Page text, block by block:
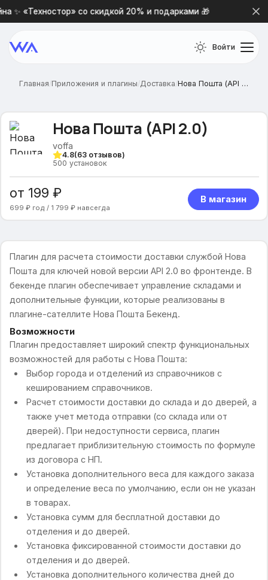
«Техностор» со скидкой 20% и подарками 🎁 Новая
Войти
Главная/Приложения и плагины/Доставка/ Нова Пошта (API 2.0)
Нова Пошта (API 2.0)
voffa
4.8(63отзывов)
500 установок
от 199 ₽
699 ₽ год / 1 799 ₽ навсегда
В магазин
Плагин для расчета стоимости доставки службой Нова
Пошта для ключей новой версии API 2.0 во фронтенде. В
бекенде плагин обеспечивает управление складами и
дополнительные функции, которые реализованы в
плагине-сателлите Нова Пошта Бекенд.
Возможности
Плагин предоставляет широкий спектр функциональных
возможностей для работы с Нова Пошта:
Выбор города и отделений из справочников с
кешированием справочников.
Расчет стоимости доставки до склада и до дверей, а
также учет метода отправки (со склада или от
дверей). При недоступности сервиса, плагин
предлагает приблизительную стоимость по формуле
из договора с НП.
Установка дополнительного веса для каждого заказа
и определение веса по умолчанию, если он не указан
в товарах.
Установка сумм для бесплатной доставки до
отделения и до дверей.
Установка фиксированной стоимости доставки до
отделения и до дверей.
Установка дополнительного количества дней до